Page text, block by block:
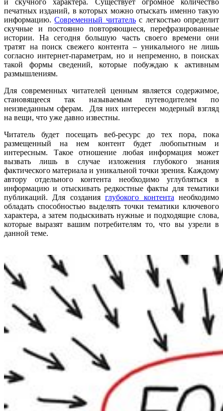
печатных изданий, в которых можно отыскать именно такую
информацию.Современный читательс легкостью определит
скучные и постоянно повторяющиеся, перефразированные
истории. На сегодня большую часть своего времени они
тратят на поиск свежего контента – уникального не лишь
согласно интернет-параметрам, но и непременно, в поисках
такой формы сведений, которые побуждаю к активным
размышлениям.
Для современных читателей ценным является содержимое,
становящееся так называемым путеводителем по
неизведанным сферам. Для них интересен модерный взгляд
на вещи, что уже давно известны.
Читатель будет посещать веб-ресурс до тех пора, пока
размещенный на нем контент будет любопытным и
интересным. Такое отношение любая информация может
вызвать лишь в случае изложения глубокого знания
фактического материала и уникальной точки зрения. Каждому
автору отдельного контента необходимо углубляться в
информацию и отыскивать редкостные факты для тематики
публикаций. Для созданияглубокого контента необходимо
обладать способностью выделять точки тематики ключевого
характера, а затем подыскивать нужные и подходящие слова,
которые выразят вашим потребителям то, что вы узрели в
данной теме.